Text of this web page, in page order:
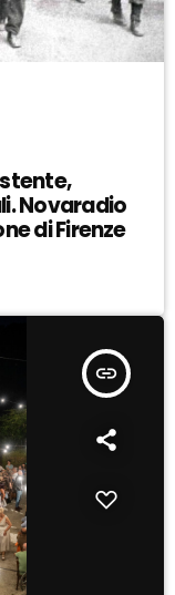
Novaradio
di Firenze
insert_link